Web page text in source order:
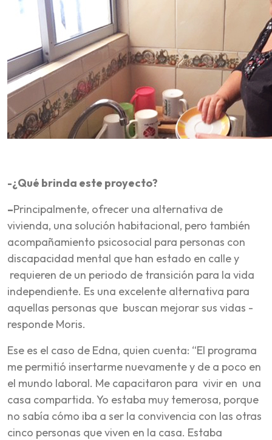
-¿Qué brinda este proyecto?
–Principalmente, ofrecer una alternativa de
vivienda, una solución habitacional, pero también
acompañamiento psicosocial para personas con
discapacidad mental que han estado en calle y
requieren de un periodo de transición para la vida
independiente. Es una excelente alternativa para
aquellas personas que buscan mejorar sus vidas -
responde Moris.
Ese es el caso de Edna, quien cuenta: “El programa
me permitió insertarme nuevamente y de a poco en
el mundo laboral. Me capacitaron para vivir en una
casa compartida. Yo estaba muy temerosa, porque
no sabía cómo iba a ser la convivencia con las otras
cinco personas que viven en la casa. Estaba